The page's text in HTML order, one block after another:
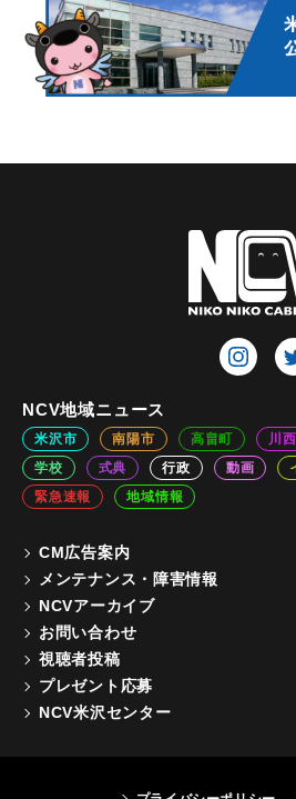
NCV地域ニュース
米沢市 南陽市 高畠町 川
学校
式典 行政 動画
緊急速報
地域情報
CM広告案内
メンテナンス・障害情報
NCVアーカイブ
お問い合わせ
視聴者投稿
プレゼント応募
NCV米沢センター